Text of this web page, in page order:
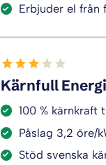
Erbjuder el från
Kärnfull Energi
100 % kärnkraft
Påslag 3,2 öre/
Stöd svenska